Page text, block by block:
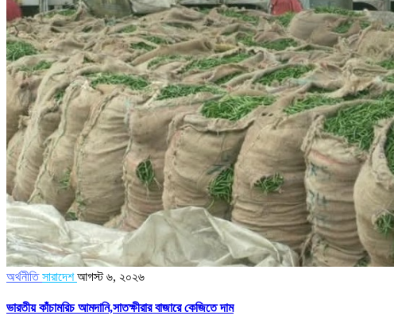
অর্থনীতি সারাদেশ আগস্ট ৬, ২০২৬
ভারতীয় কাঁচামরিচ আমদানি,সাতক্ষীরার বাজারে কেজিতে দাম